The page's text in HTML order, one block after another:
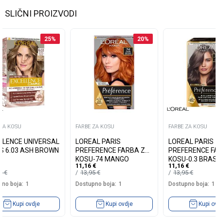
SLIČNI PROIZVODI
25%
KOSU
UNIVERSAL
6.03 ASH BROWN
€
boja: 1
Kupi ovdje
20%
FARBE ZA KOSU
LOREAL PARIS
PREFERENCE FARBA ZA
KOSU-74 MANGO
INTENSE COOPER
11,16 €
13,95€
Dostupno boja: 1
Kupi ovdje
FARBE ZA KOSU
LOREAL PARIS
PREFERENCE
KOSU-0.3
DARK BROWN
11,16 €
13,95€
Dostupno boja: 1
Kupi